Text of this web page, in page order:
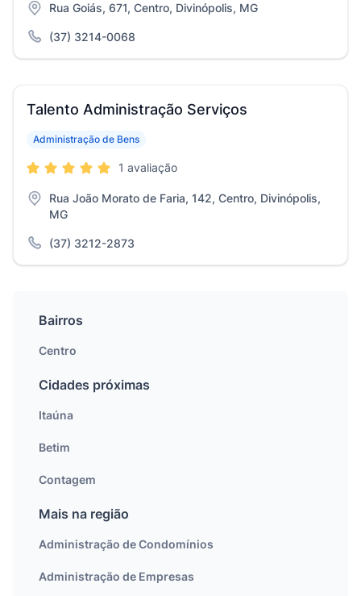
Rua Goiás, 671, Centro, Divinópolis, MG
(37) 3214-0068
Talento Administração Serviços
Administração de Bens
1 avaliação
Rua João Morato de Faria, 142, Centro, Divinópolis,
MG
(37) 3212-2873
Bairros
Centro
Cidades próximas
Itaúna
Betim
Contagem
Mais na região
Administração de Condomínios
Administração de Empresas